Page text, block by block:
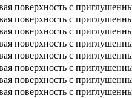
поверхность с
поверхность с
поверхность с
поверхность с
поверхность с
поверхность с
поверхность с
поверхность с